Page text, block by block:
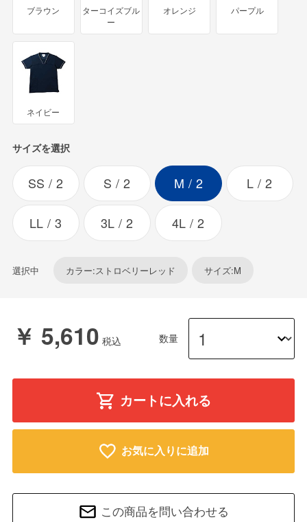
ブラウン
ターコイズブル
ー
オレンジ パープル
ネイビー
サイズを選択
SS 2 S 2 M 2 L 2
LL 3 3L 2 4L 2
選択中 カラー:ストロベリーレッド サイズ:M
￥ 5,610 数量
カートに入れる
お気に入りに追加
この商品を問い合わせる